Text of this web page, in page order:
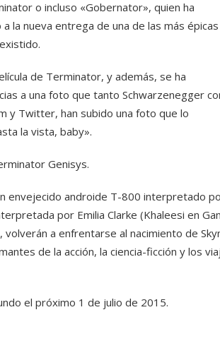
o incluso «Gobernator», quien ha
la nueva entrega de una de las más épicas
de Terminator, y además, se ha
a una foto que tanto Schwarzenegger
y Twitter, han subido una foto que lo
la vista, baby».
Genisys.
envejecido androide T-800 interpretado
por Emilia Clarke (Khaleesi en
volverán a enfrentarse al nacimiento de
de la acción, la ciencia-ficción y los
el próximo 1 de julio de 2015.